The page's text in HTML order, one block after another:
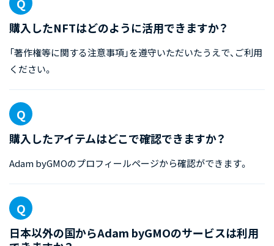
購入したNFTはどのように活用できますか？
「著作権等に関する注意事項」を遵守いただいたうえで、ご利用
ください。
購入したアイテムはどこで確認できますか？
Adam byGMOのプロフィールページから確認ができます。
日本以外の国からAdam byGMOのサービスは利用